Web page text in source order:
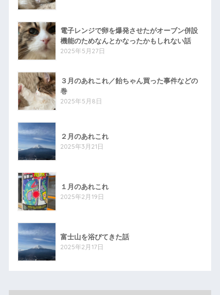
電子レンジで卵を爆発させたがオーブン併設
機能のためなんとかなったかもしれない話
2025年5月27日
３月のあれこれ／飴ちゃん買った事件などの
巻
2025年5月8日
２月のあれこれ
2025年3月21日
１月のあれこれ
2025年2月19日
富士山を浴びてきた話
2025年2月17日